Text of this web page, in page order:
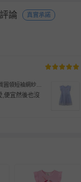
論 真實承諾
圓領短袖網紗洋
,便宜然後也沒